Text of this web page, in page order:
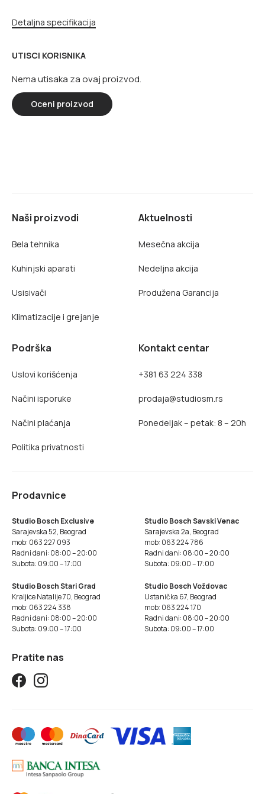
Detaljna specifikacija
UTISCI KORISNIKA
Nema utisaka za ovaj proizvod.
Oceni proizvod
Naši proizvodi
Bela tehnika
Kuhinjski aparati
Usisivači
Klimatizacije i grejanje
Aktuelnosti
Mesečna akcija
Nedeljna akcija
Produžena Garancija
Podrška
Uslovi korišćenja
Načini isporuke
Načini plaćanja
Politika privatnosti
Kontakt centar
+381 63 224 338
prodaja@studiosm.rs
Ponedeljak – petak: 8 – 20h
Prodavnice
Studio Bosch Exclusive
Sarajevska 52, Beograd
mob: 063 227 093
Radni dani: 08:00 – 20:00
Subota: 09:00 – 17:00
Studio Bosch Savski Venac
Sarajevska 2a, Beograd
mob: 063 224 786
Radni dani: 08:00 – 20:00
Subota: 09:00 – 17:00
Studio Bosch Stari Grad
Kraljice Natalije 70, Beograd
mob: 063 224 338
Radni dani: 08:00 – 20:00
Subota: 09:00 – 17:00
Studio Bosch Voždovac
Ustanička 67, Beograd
mob: 063 224 170
Radni dani: 08:00 – 20:00
Subota: 09:00 – 17:00
Pratite nas